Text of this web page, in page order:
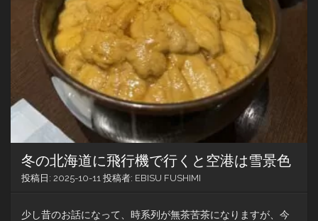
冬の北海道に飛行機で行くと空港は雪景色
投稿日: 2025-10-11 投稿者: EBISU FUSHIMI
少し昔のお話になって、時系列が無茶苦茶になりますが、今